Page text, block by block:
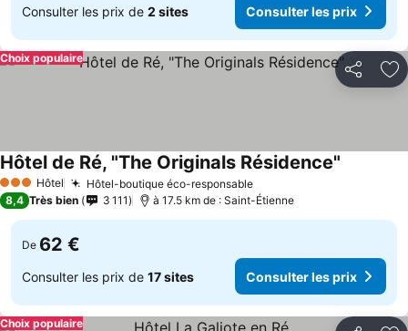
Consulter les prix de 2 sites Consulter les prix
Partager
Choix populaire
3 ÉtoilesHôtel Hôtel-boutique éco-responsable
Hôtel de Ré, "The Originals Résidence"
8,4 Très bien 3 111 à 17.5 km de : Saint-Étienne
De 62 €
Consulter les prix de 17 sites Consulter les prix
Choix populaire